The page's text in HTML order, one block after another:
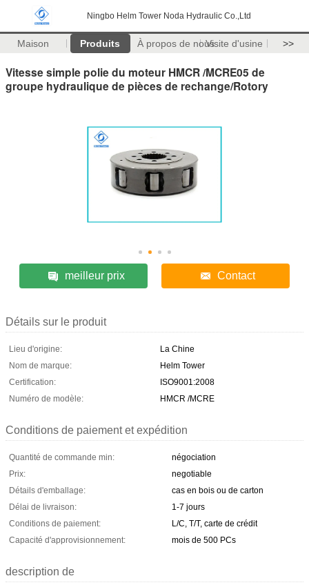
Ningbo Helm Tower Noda Hydraulic Co.,Ltd
Maison Produits À propos de nousVisite d'usine >>
Vitesse simple polie du moteur HMCR /MCRE05 de
groupe hydraulique de pièces de rechange/Rotory
meilleur prix Contact
Détails sur le produit
Lieu d'origine:
La Chine
Nom de marque:
Helm Tower
Certification:
ISO9001:2008
Numéro de modèle:
HMCR /MCRE
Conditions de paiement et expédition
Quantité de commande min:
négociation
Prix:
negotiable
Détails d'emballage:
cas en bois ou de carton
Délai de livraison:
1-7 jours
Conditions de paiement:
L/C, T/T, carte de crédit
Capacité d'approvisionnement:
mois de 500 PCs
description de